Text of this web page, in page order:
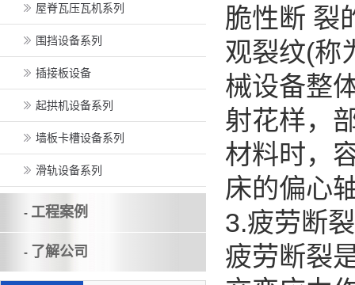
脆性断 裂
观裂纹(称
械设备整
射花样，
材料时，
床的偏心
3.疲劳断
疲劳断裂
屋脊瓦压瓦机系列
围挡设备系列
插接板设备
起拱机设备系列
墙板卡槽设备系列
滑轨设备系列
- 工程案例
- 了解公司